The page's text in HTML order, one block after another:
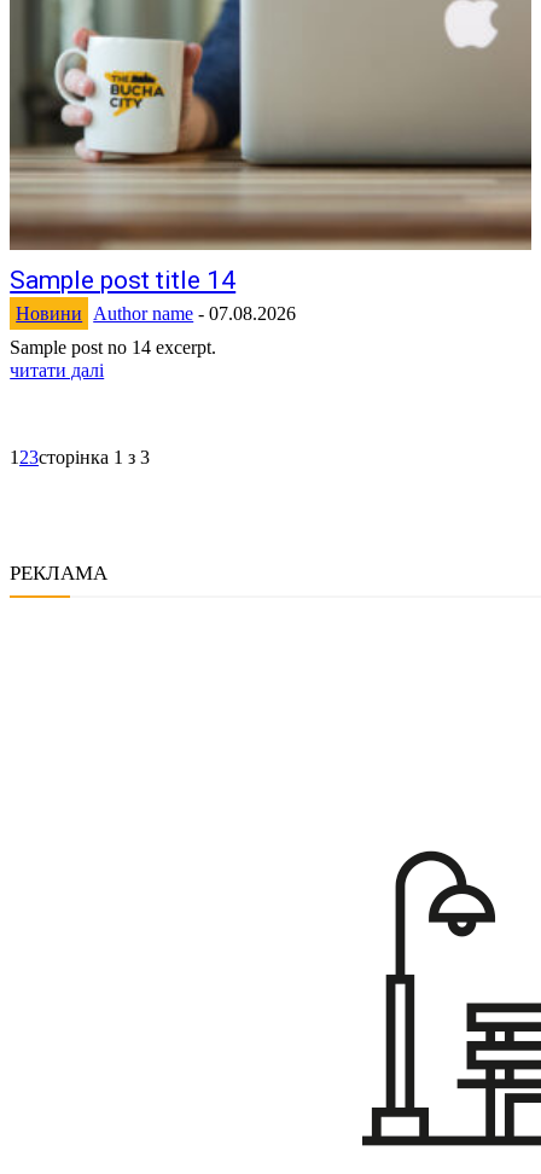
Sample post title 14
Новини Author name - 07.08.2026
Sample post no 14 excerpt.
читати далі
1 23сторінка 1 з 3
РЕКЛАМА